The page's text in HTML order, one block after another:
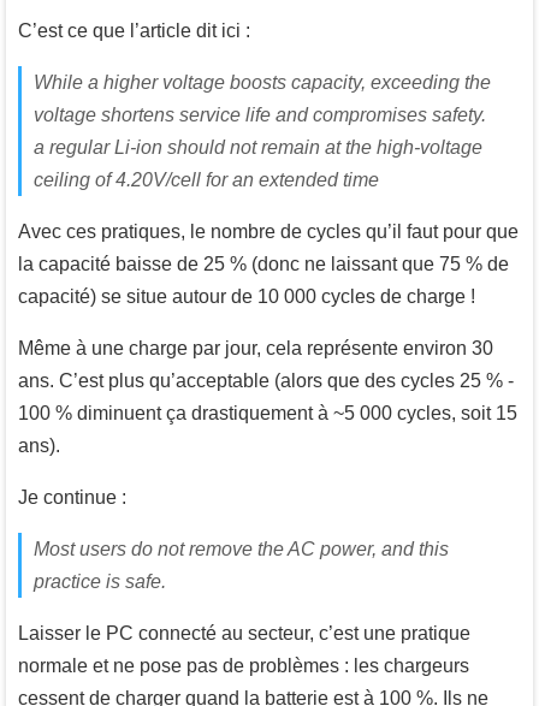
C’est ce que l’article dit ici :
While a higher voltage boosts capacity, exceeding the
voltage shortens service life and compromises safety.
a regular Li-ion should not remain at the high-voltage
ceiling of 4.20V/cell for an extended time
Avec ces pratiques, le nombre de cycles qu’il faut pour que
la capacité baisse de 25 % (donc ne laissant que 75 % de
capacité) se situe autour de 10 000 cycles de charge !
Même à une charge par jour, cela représente environ 30
ans. C’est plus qu’acceptable (alors que des cycles 25 % -
100 % diminuent ça drastiquement à ~5 000 cycles, soit 15
ans).
Je continue :
Most users do not remove the AC power, and this
practice is safe.
Laisser le PC connecté au secteur, c’est une pratique
normale et ne pose pas de problèmes : les chargeurs
cessent de charger quand la batterie est à 100 %. Ils ne